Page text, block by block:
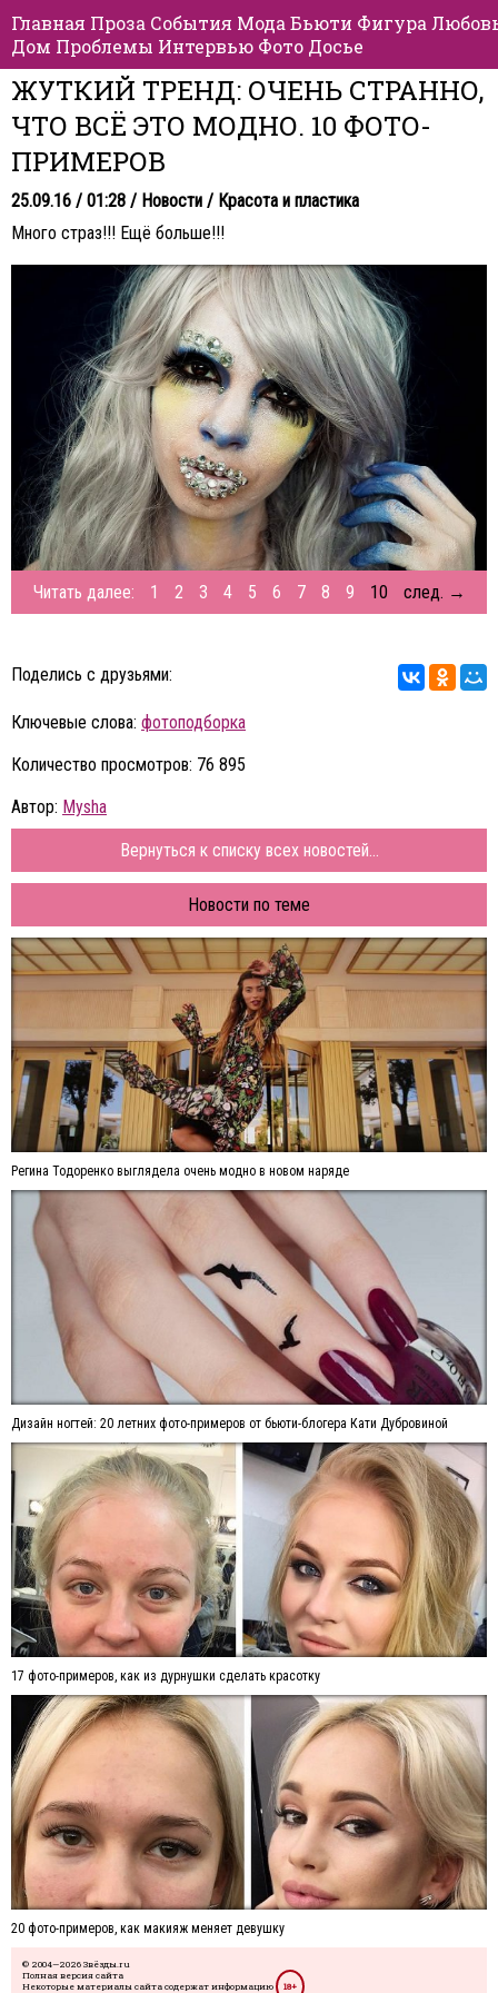
Главная Проза События Мода Бьюти Фигура
Дом Проблемы Интервью Фото Досье
ЖУТКИЙ ТРЕНД: ОЧЕНЬ СТРАННО,
ЧТО ВСЁ ЭТО МОДНО. 10 ФОТО-
ПРИМЕРОВ
25.09.16 / 01:28 / Новости / Красота и пластика
Много страз!!! Ещё больше!!!
Читать далее: 1 2 3 4 5 6 7 8 9 10 след. →
Поделись с друзьями:
Ключевые слова: фотоподборка
Количество просмотров: 76 895
Автор: Mysha
Вернуться к списку всех новостей...
Новости по теме
Регина Тодоренко выглядела очень модно в новом наряде
Дизайн ногтей: 20 летних фото-примеров от бьюти-блогера Кати Дубровиной
17 фото-примеров, как из дурнушки сделать красотку
20 фото-примеров, как макияж меняет девушку
© 2004—2026 Звёзды.ru
Полная версия сайта
Некоторые материалы сайта содержат информацию
18+